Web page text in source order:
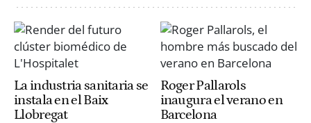
La industria sanitaria se
instala en el Baix
Llobregat
Roger Pallarols
inaugura el verano en
Barcelona